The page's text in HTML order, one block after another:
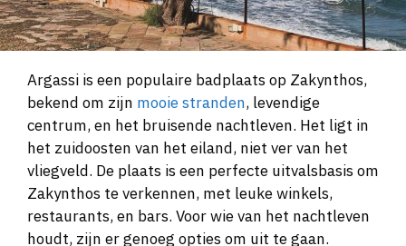
Argassi is een populaire badplaats op Zakynthos,
bekend om zijn mooie stranden, levendige
centrum, en het bruisende nachtleven. Het ligt in
het zuidoosten van het eiland, niet ver van het
vliegveld. De plaats is een perfecte uitvalsbasis om
Zakynthos te verkennen, met leuke winkels,
restaurants, en bars. Voor wie van het nachtleven
houdt, zijn er genoeg opties om uit te gaan.